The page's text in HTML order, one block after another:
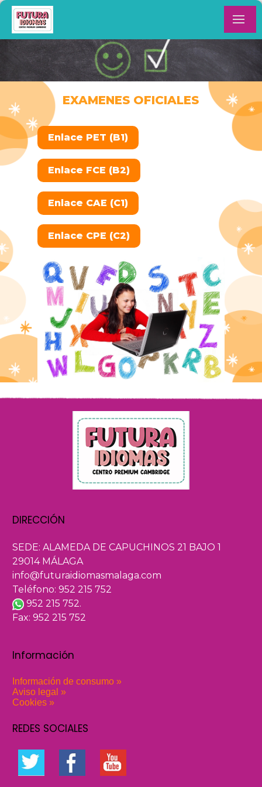
EXAMENES OFICIALES
Enlace PET (B1)
Enlace FCE (B2)
Enlace CAE (C1)
Enlace CPE (C2)
DIRECCIÓN
SEDE: ALAMEDA DE CAPUCHINOS 21 BAJO 1
29014 MÁLAGA
info@futuraidiomasmalaga.com
Teléfono: 952 215 752
952 215 752.
Fax: 952 215 752
Información
Información de consumo »
Aviso legal »
Cookies »
REDES SOCIALES